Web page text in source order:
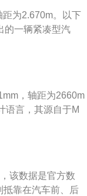
动机，它们分别对
马力以及530马
为2.670m。以下
的一辆紧凑型汽
肾式的进气格栅具
涡轮增压发动机是
，轴距为2660m
语言，其源自于M
方面：提供2种动
·米，传动系统匹
牛·米，传动系统
该数据是官方数
抵靠在汽车前、后